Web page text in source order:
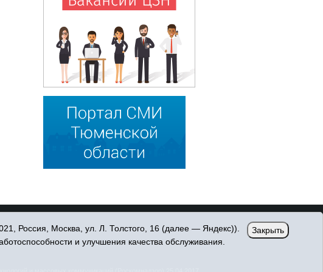
Россия, Москва, ул. Л. Толстого, 16 (далее — Яндекс)).
и улучшения качества обслуживания.
Закрыть